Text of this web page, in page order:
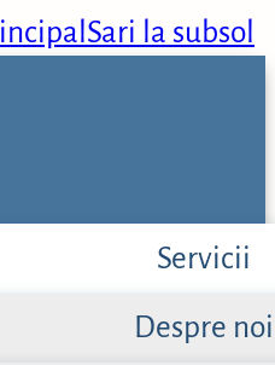
Sari la subsol
Servicii
Despre noi